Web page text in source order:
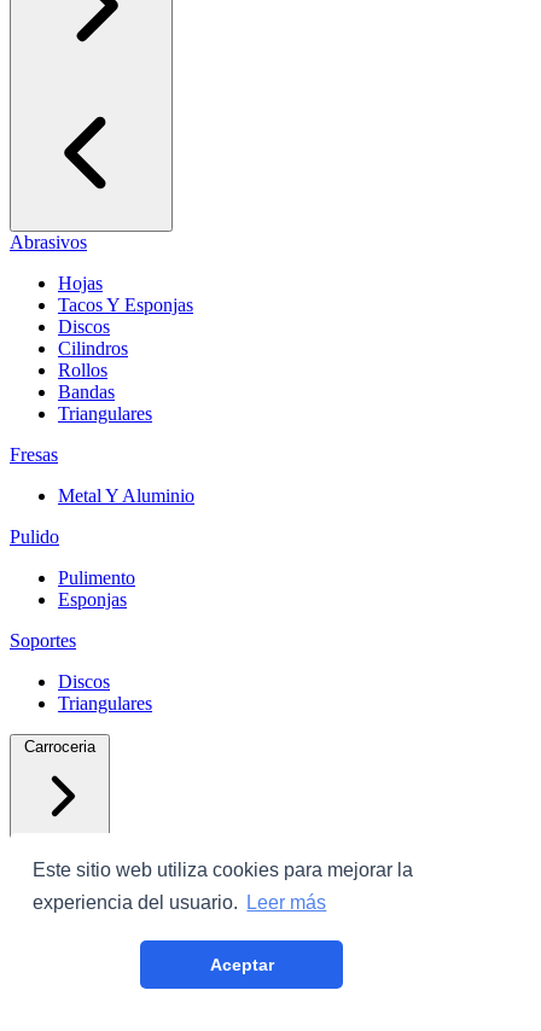
Este sitio web utiliza cookies para mejorar la
experiencia del usuario.
Leer más
Aceptar
Abrasivos
Hojas
Tacos Y Esponjas
Discos
Cilindros
Rollos
Bandas
Triangulares
Fresas
Metal Y Aluminio
Pulido
Pulimento
Esponjas
Soportes
Discos
Triangulares
Carroceria
Plastico Con Cinta